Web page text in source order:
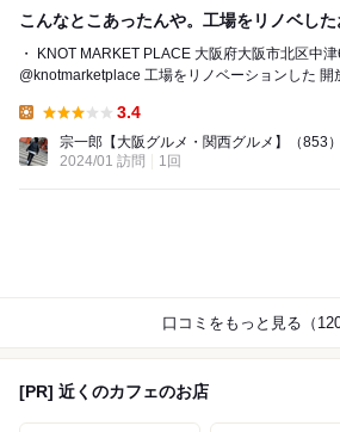
こんなとこあったんや。工場をリノベし
・ KNOT MARKET PLACE 大阪府大阪市北区中津6-7-22
@knotmarketplace 工場をリノベーションした 開放感あるスタイリッシュ
3.4
宗一郎【大阪グルメ・関西グルメ】
（853）
2024/01 訪問
1回
口コミをもっと見る（120
[PR] 近くのカフェのお店